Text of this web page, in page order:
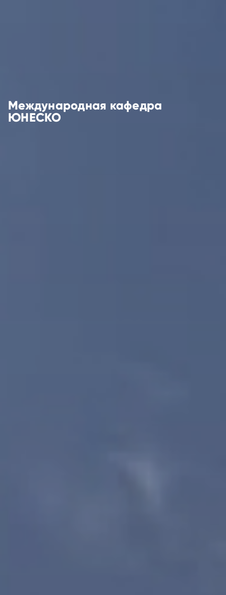
Международная кафедра
ЮНЕСКО